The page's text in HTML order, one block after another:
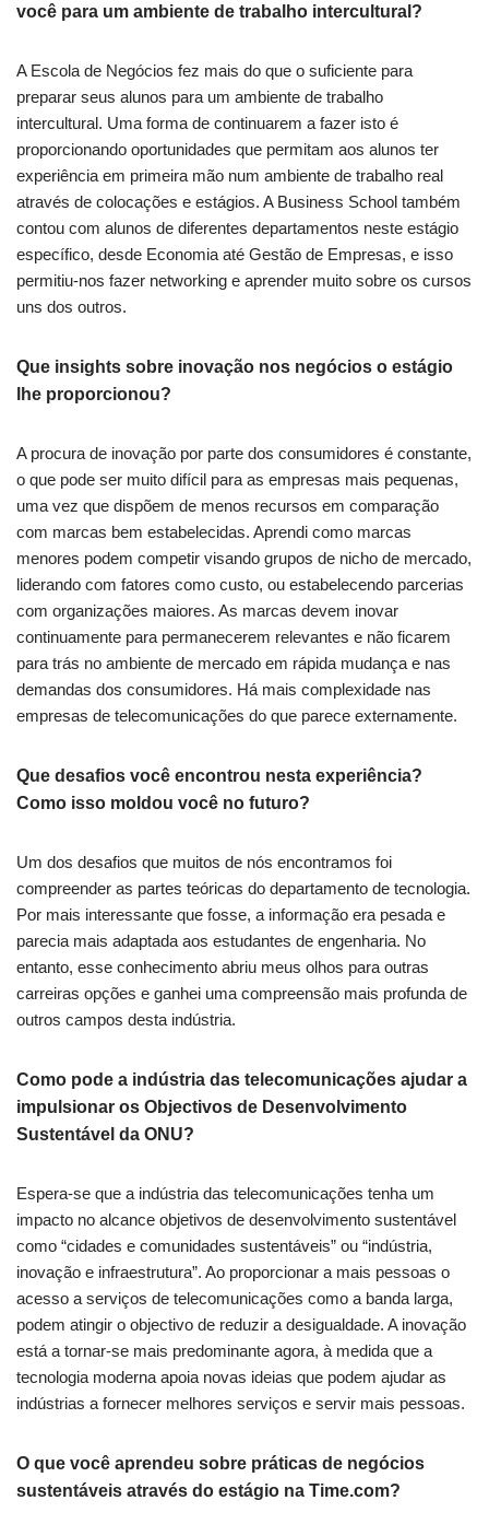
você para um ambiente de trabalho intercultural?
A Escola de Negócios fez mais do que o suficiente para
preparar seus alunos para um ambiente de trabalho
intercultural. Uma forma de continuarem a fazer isto é
proporcionando oportunidades que permitam aos alunos ter
experiência em primeira mão num ambiente de trabalho real
através de colocações e estágios. A Business School também
contou com alunos de diferentes departamentos neste estágio
específico, desde Economia até Gestão de Empresas, e isso
permitiu-nos fazer networking e aprender muito sobre os cursos
uns dos outros.
Que insights sobre inovação nos negócios o estágio
lhe proporcionou?
A procura de inovação por parte dos consumidores é constante,
o que pode ser muito difícil para as empresas mais pequenas,
uma vez que dispõem de menos recursos em comparação
com marcas bem estabelecidas. Aprendi como marcas
menores podem competir visando grupos de nicho de mercado,
liderando com fatores como custo, ou estabelecendo parcerias
com organizações maiores. As marcas devem inovar
continuamente para permanecerem relevantes e não ficarem
para trás no ambiente de mercado em rápida mudança e nas
demandas dos consumidores. Há mais complexidade nas
empresas de telecomunicações do que parece externamente.
Que desafios você encontrou nesta experiência?
Como isso moldou você no futuro?
Um dos desafios que muitos de nós encontramos foi
compreender as partes teóricas do departamento de tecnologia.
Por mais interessante que fosse, a informação era pesada e
parecia mais adaptada aos estudantes de engenharia. No
entanto, esse conhecimento abriu meus olhos para outras
carreiras opções e ganhei uma compreensão mais profunda de
outros campos desta indústria.
Como pode a indústria das telecomunicações ajudar a
impulsionar os Objectivos de Desenvolvimento
Sustentável da ONU?
Espera-se que a indústria das telecomunicações tenha um
impacto no alcance objetivos de desenvolvimento sustentável
como “cidades e comunidades sustentáveis” ou “indústria,
inovação e infraestrutura”. Ao proporcionar a mais pessoas o
acesso a serviços de telecomunicações como a banda larga,
podem atingir o objectivo de reduzir a desigualdade. A inovação
está a tornar-se mais predominante agora, à medida que a
tecnologia moderna apoia novas ideias que podem ajudar as
indústrias a fornecer melhores serviços e servir mais pessoas.
O que você aprendeu sobre práticas de negócios
sustentáveis ​​através do estágio na Time.com?